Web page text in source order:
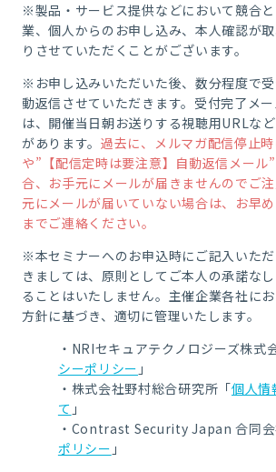
※製品・サービス提供などにおいて競合
業、個人からのお申し込み、本人確認が
りさせていただくことがございます。
※お申し込みいただいた後、数分程度で
動返信させていただきます。受付完了メ
は、開催当日朝お送りする視聴用URLな
があります。過去に、メルマガ配信停止
や”【配信定時は要注意】自動返信メール
合、お手元にメールが届きませんのでご
元にメールが届いていない場合は、お早
までご連絡ください。
※本セミナーへのお申込時にご記入いた
きましては、原則としてご本人の承諾な
ることはいたしません。主催企業各社に
方針に基づき、適切に管理いたします。
・NRIセキュアテクノロジーズ株
シーポリシー 」
・株式会社野村総合研究所「個人情
て 」
・Contrast Security Japan 合同
ポリシー 」